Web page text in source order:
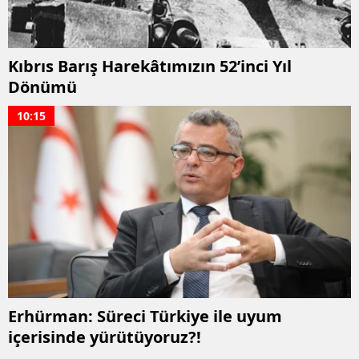
Kıbrıs Barış Harekâtımızın 52’inci Yıl
Dönümü
10:15
Erhürman: Süreci Türkiye ile uyum
içerisinde yürütüyoruz?!